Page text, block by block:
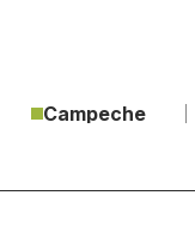
Campeche